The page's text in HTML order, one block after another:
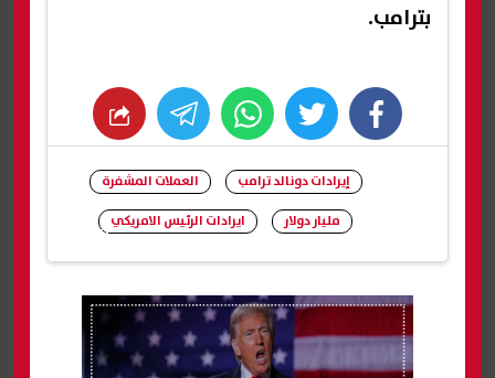
بترامب.
facebook
twitter
whats
شارك
إيرادات دونالد ترامب
العملات المشفرة
مليار دولار
ايرادات الرئيس الامريكي